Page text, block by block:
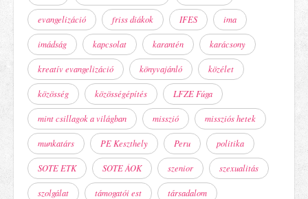
evangelizáció friss diákok IFES ima
imádság kapcsolat karantén karácsony
kreatív evangelizáció könyvajánló közélet
közösség közösségépítés LFZE Fúga
mint csillagok a világban misszió missziós hetek
munkatárs PE Keszthely Peru politika
SOTE ETK SOTE ÁOK szenior szexualitás
szolgálat támogatói est társadalom